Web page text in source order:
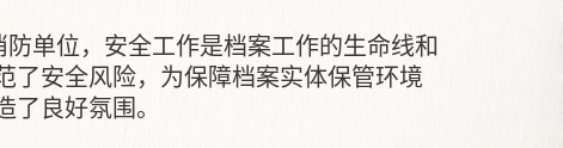
单位，安全工作是档案工作的生命线和
了安全风险，为保障档案实体保管环境
良好氛围。